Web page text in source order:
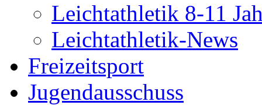
Leichtathletik 8-11
Leichtathletik-News
Freizeitsport
Jugendausschuss